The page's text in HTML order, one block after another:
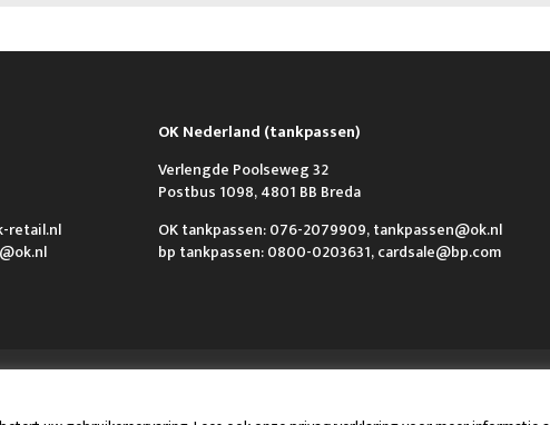
retail.nl
OK Nederland (tankpassen)
Verlengde Poolseweg 32
Postbus 1098, 4801 BB Breda
OK tankpassen: 076-2079909, tankpassen@ok.nl
bp tankpassen: 0800-0203631, cardsale@bp.com